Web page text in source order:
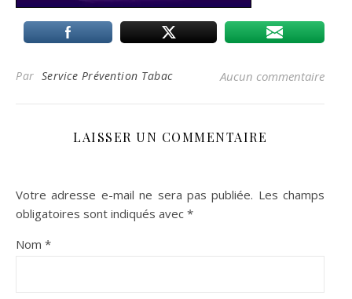
Par Service Prévention Tabac Aucun commentaire
LAISSER UN COMMENTAIRE
Votre adresse e-mail ne sera pas publiée. Les champs
obligatoires sont indiqués avec *
Nom *